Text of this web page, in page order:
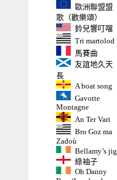
歐洲聯盟盟
歌（歡樂頌）
鈴兒響叮噹
Tri martolod
馬賽曲
友誼地久天
長
A boat song
Gavotte
Montagne
An Ter Vari
Bro Goz ma
Zadoù
Bellamy’s jig
綠袖子
Oh Danny